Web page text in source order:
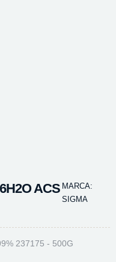
ACS MARCA:
SIGMA
237175 - 500G